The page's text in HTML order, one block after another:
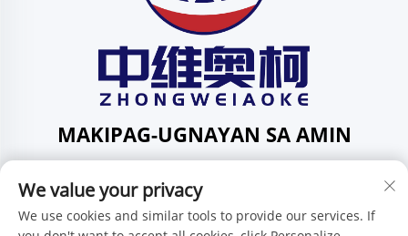
MAKIPAG-UGNAYAN SA AMIN
Distrito ng Pingdi, Shenzhen, Guangdong, Tsina
Telepono:+86-15986647296
We value your privacy
We use cookies and similar tools to provide our services. If